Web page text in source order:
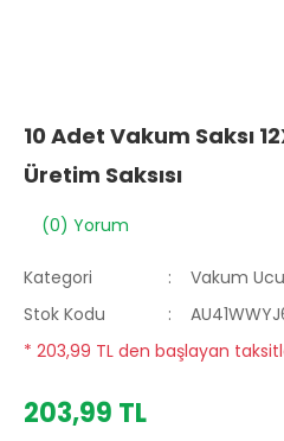
10 Adet Vakum Saksı
Üretim Saksısı
(0) Yorum
Kategori
Vakum
Stok Kodu
* 203,99 TL den başlayan
203,99 TL